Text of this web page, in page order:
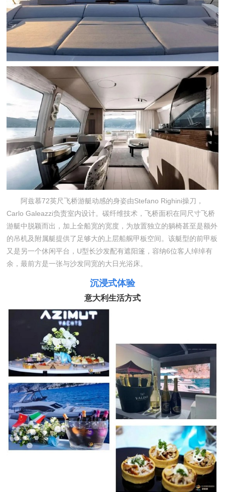
阿兹慕72英尺飞桥游艇动感的身姿由Stefano Righini操刀，
Carlo Galeazzi负责室内设计。碳纤维技术，飞桥面积在同尺寸飞桥
游艇中脱颖而出，加上全船宽的宽度，为放置独立的躺椅甚至是额外
的吊机及附属艇提供了足够大的上层船艉甲板空间。该艇型的前甲板
又是另一个休闲平台，U型长沙发配有遮阳篷，容纳6位客人绰绰有
余，最前方是一张与沙发同宽的大日光浴床。
沉浸式体验
意大利生活方式